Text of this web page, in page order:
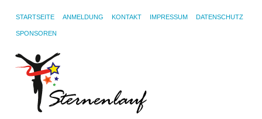
STARTSEITE ANMELDUNG KONTAKT IMPRESSUM DATENSCHUTZ
SPONSOREN